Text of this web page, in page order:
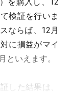
検証を行いま
ならば、12月
に損益がマイ
といえます。
した結果は、